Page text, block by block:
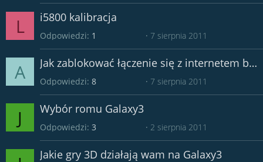
L i5800 kalibracja
Odpowiedzi 1 7 sierpnia 2011
A Jak zablokować łączenie się z internetem bez programów
Odpowiedzi 8 7 sierpnia 2011
J Wybór romu Galaxy3
Odpowiedzi 3 2 sierpnia 2011
Jakie gry 3D działają wam na Galaxy3